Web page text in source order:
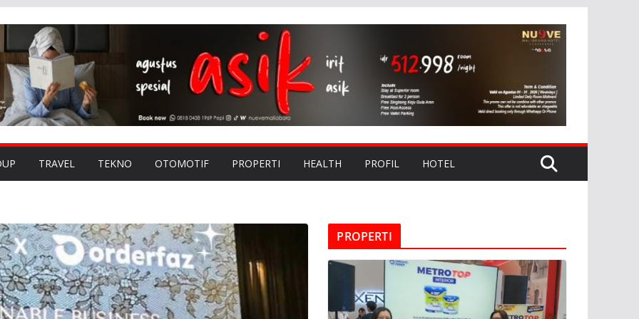
TRAVEL TEKNO OTOMOTIF PROPERTI HEALTH PROFIL HOTEL
PROPERTI